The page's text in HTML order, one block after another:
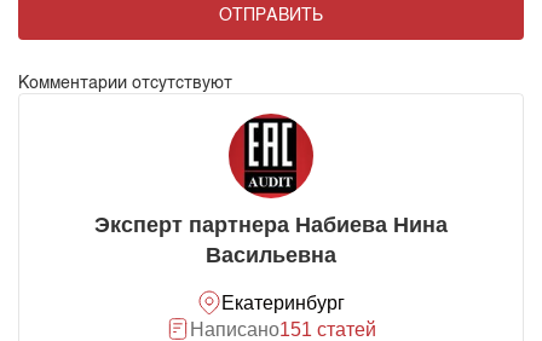
ОТПРАВИТЬ
Комментарии отсутствуют
Эксперт партнера Набиева Нина
Васильевна
Екатеринбург
Написано151 статей